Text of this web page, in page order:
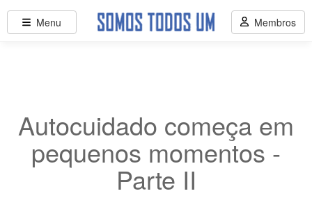
Autocuidado começa em
pequenos momentos -
Parte II
Menu Membros